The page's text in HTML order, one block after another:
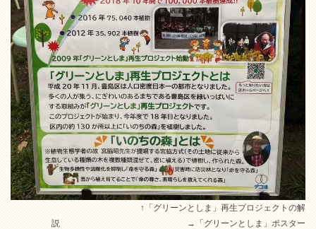
↑「グリーンとしま」再生プロジェクトの解
説 →「グリーンとしま」ポスター